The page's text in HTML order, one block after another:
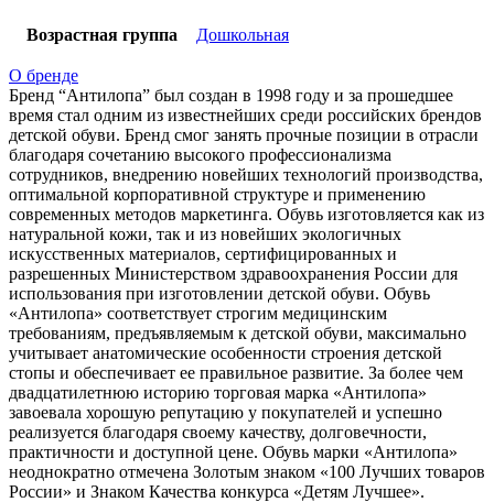
Возрастная группа Дошкольная
О бренде
Бренд “Антилопа” был создан в 1998 году и за прошедшее
время стал одним из известнейших среди российских брендов
детской обуви. Бренд смог занять прочные позиции в отрасли
благодаря сочетанию высокого профессионализма
сотрудников, внедрению новейших технологий производства,
оптимальной корпоративной структуре и применению
современных методов маркетинга. Обувь изготовляется как из
натуральной кожи, так и из новейших экологичных
искусственных материалов, сертифицированных и
разрешенных Министерством здравоохранения России для
использования при изготовлении детской обуви. Обувь
«Антилопа» соответствует строгим медицинским
требованиям, предъявляемым к детской обуви, максимально
учитывает анатомические особенности строения детской
стопы и обеспечивает ее правильное развитие. За более чем
двадцатилетнюю историю торговая марка «Антилопа»
завоевала хорошую репутацию у покупателей и успешно
реализуется благодаря своему качеству, долговечности,
практичности и доступной цене. Обувь марки «Антилопа»
неоднократно отмечена Золотым знаком «100 Лучших товаров
России» и Знаком Качества конкурса «Детям Лучшее».